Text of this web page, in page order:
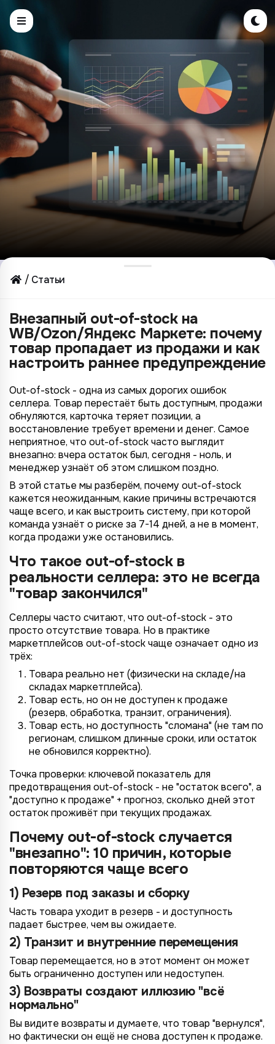
Статьи
Внезапный out-of-stock на
WB/Ozon/Яндекс Маркете: почему
товар пропадает из продажи и как
настроить раннее предупреждение
Out-of-stock - одна из самых дорогих ошибок
селлера. Товар перестаёт быть доступным, продажи
обнуляются, карточка теряет позиции, а
восстановление требует времени и денег. Самое
неприятное, что out-of-stock часто выглядит
внезапно: вчера остаток был, сегодня - ноль, и
менеджер узнаёт об этом слишком поздно.
В этой статье мы разберём, почему out-of-stock
кажется неожиданным, какие причины встречаются
чаще всего, и как выстроить систему, при которой
команда узнаёт о риске за 7-14 дней, а не в момент,
когда продажи уже остановились.
Что такое out-of-stock в
реальности селлера: это не всегда
"товар закончился"
Селлеры часто считают, что out-of-stock - это
просто отсутствие товара. Но в практике
маркетплейсов out-of-stock чаще означает одно из
трёх:
Товара реально нет (физически на складе/на
складах маркетплейса).
Товар есть, но он не доступен к продаже
(резерв, обработка, транзит, ограничения).
Товар есть, но доступность "сломана" (не там по
регионам, слишком длинные сроки, или остаток
не обновился корректно).
Точка проверки: ключевой показатель для
предотвращения out-of-stock - не "остаток всего", а
"доступно к продаже" + прогноз, сколько дней этот
остаток проживёт при текущих продажах.
Почему out-of-stock случается
"внезапно": 10 причин, которые
повторяются чаще всего
1) Резерв под заказы и сборку
Часть товара уходит в резерв - и доступность
падает быстрее, чем вы ожидаете.
2) Транзит и внутренние перемещения
Товар перемещается, но в этот момент он может
быть ограниченно доступен или недоступен.
3) Возвраты создают иллюзию "всё
нормально"
Вы видите возвраты и думаете, что товар "вернулся",
но фактически он ещё не снова доступен к продаже.